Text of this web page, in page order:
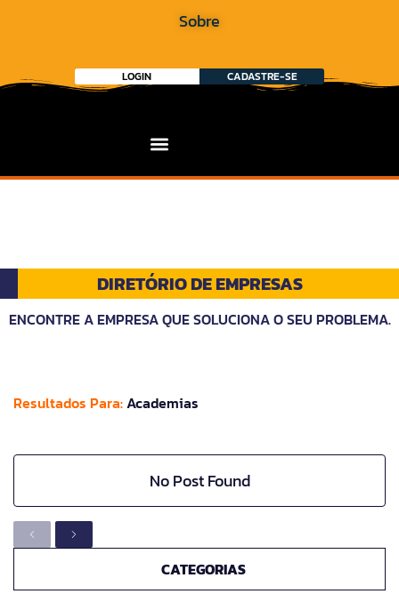
Sobre
LOGIN CADASTRE-SE
DIRETÓRIO DE EMPRESAS
ENCONTRE A EMPRESA QUE SOLUCIONA O SEU PROBLEMA.
Resultados Para:Academias
No Post Found
CATEGORIAS